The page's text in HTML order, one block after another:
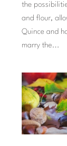
the
and flour,
Quince and
marry the...